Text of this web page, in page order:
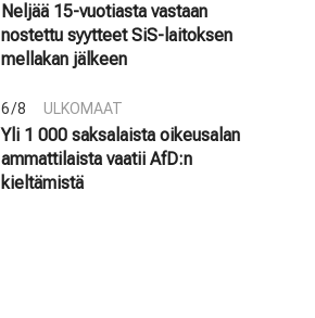
Neljää 15-vuotiasta vastaan
nostettu syytteet SiS-laitoksen
mellakan jälkeen
6/8 ULKOMAAT
Yli 1 000 saksalaista oikeusalan
ammattilaista vaatii AfD:n
kieltämistä